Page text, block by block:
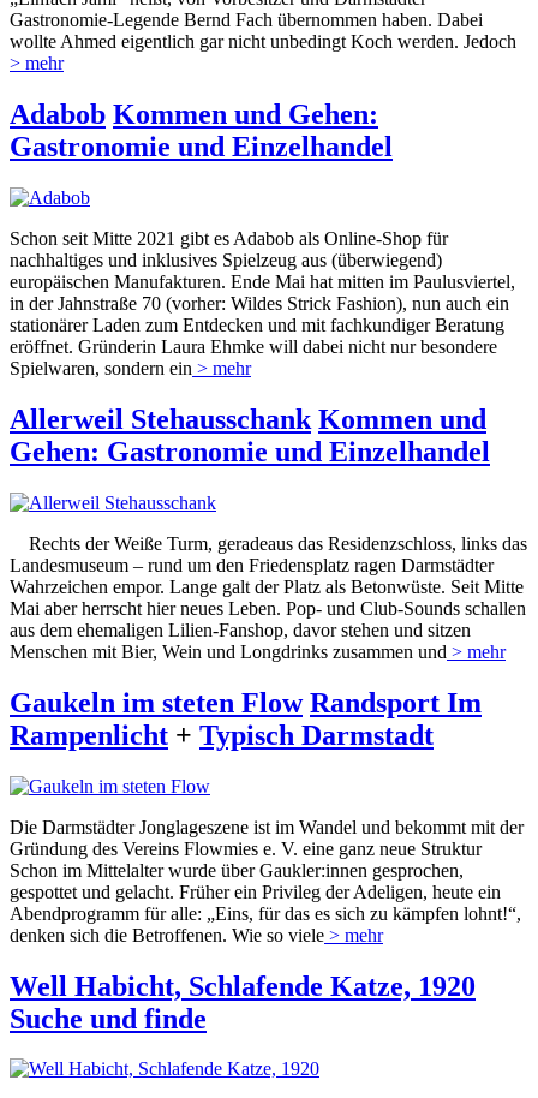
Gastronomie-Legende Bernd Fach übernommen haben. Dabei
wollte Ahmed eigentlich gar nicht unbedingt Koch werden. Jedoch
> mehr
Adabob Kommen und Gehen:
Gastronomie und Einzelhandel
Schon seit Mitte 2021 gibt es Adabob als Online-Shop für
nachhaltiges und inklusives Spielzeug aus (überwiegend)
europäischen Manufakturen. Ende Mai hat mitten im Paulusviertel,
in der Jahnstraße 70 (vorher: Wildes Strick Fashion), nun auch ein
stationärer Laden zum Entdecken und mit fachkundiger Beratung
eröffnet. Gründerin Laura Ehmke will dabei nicht nur besondere
Spielwaren, sondern ein > mehr
Allerweil Stehausschank Kommen und
Gehen: Gastronomie und Einzelhandel
Rechts der Weiße Turm, geradeaus das Residenzschloss, links das
Landesmuseum – rund um den Friedensplatz ragen Darmstädter
Wahrzeichen empor. Lange galt der Platz als Betonwüste. Seit Mitte
Mai aber herrscht hier neues Leben. Pop- und Club-Sounds schallen
aus dem ehemaligen Lilien-Fanshop, davor stehen und sitzen
Menschen mit Bier, Wein und Longdrinks zusammen und > mehr
Gaukeln im steten Flow Randsport Im
Rampenlicht + Typisch Darmstadt
Die Darmstädter Jonglageszene ist im Wandel und bekommt mit der
Gründung des Vereins Flowmies e. V. eine ganz neue Struktur
Schon im Mittelalter wurde über Gaukler:innen gesprochen,
gespottet und gelacht. Früher ein Privileg der Adeligen, heute ein
Abendprogramm für alle: „Eins, für das es sich zu kämpfen lohnt!“,
denken sich die Betroffenen. Wie so viele > mehr
Well Habicht, Schlafende Katze, 1920
Suche und finde